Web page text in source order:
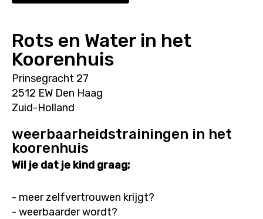
Rots en Water in het
Koorenhuis
Prinsegracht 27
2512 EW Den Haag
Zuid-Holland
weerbaarheidstrainingen in het
koorenhuis
Wil je dat je kind graag;
- meer zelfvertrouwen krijgt?
- weerbaarder wordt?